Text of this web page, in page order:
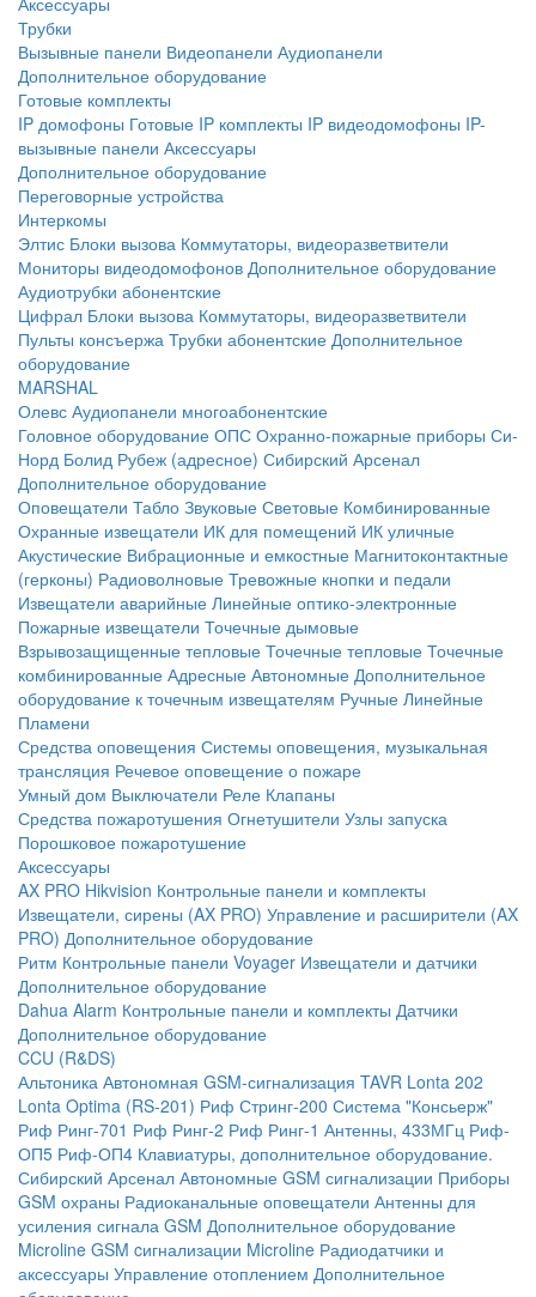
Трубки
Вызывные панели Видеопанели Аудиопанели
Дополнительное оборудование
Готовые комплекты
IP домофоны Готовые IP комплекты IP видеодомофоны IP-
вызывные панели Аксессуары
Дополнительное оборудование
Переговорные устройства
Интеркомы
Элтис Блоки вызова Коммутаторы, видеоразветвители
Мониторы видеодомофонов Дополнительное оборудование
Аудиотрубки абонентские
Цифрал Блоки вызова Коммутаторы, видеоразветвители
Пульты консъержа Трубки абонентские Дополнительное
оборудование
MARSHAL
Олевс Аудиопанели многоабонентские
Головное оборудование ОПС Охранно-пожарные приборы Си-
Норд Болид Рубеж (адресное) Сибирский Арсенал
Дополнительное оборудование
Оповещатели Табло Звуковые Световые Комбинированные
Охранные извещатели ИК для помещений ИК уличные
Акустические Вибрационные и емкостные Магнитоконтактные
(герконы) Радиоволновые Тревожные кнопки и педали
Извещатели аварийные Линейные оптико-электронные
Пожарные извещатели Точечные дымовые
Взрывозащищенные тепловые Точечные тепловые Точечные
комбинированные Адресные Автономные Дополнительное
оборудование к точечным извещателям Ручные Линейные
Пламени
Средства оповещения Системы оповещения, музыкальная
трансляция Речевое оповещение о пожаре
Умный дом Выключатели Реле Клапаны
Средства пожаротушения Огнетушители Узлы запуска
Порошковое пожаротушение
Аксессуары
AX PRO Hikvision Контрольные панели и комплекты
Извещатели, сирены (AX PRO) Управление и расширители (AX
PRO) Дополнительное оборудование
Ритм Контрольные панели Voyager Извещатели и датчики
Дополнительное оборудование
Dahua Alarm Контрольные панели и комплекты Датчики
Дополнительное оборудование
CCU (R&DS)
Альтоника Автономная GSM-сигнализация TAVR Lonta 202
Lonta Optima (RS-201) Риф Стринг-200 Система "Консьерж"
Риф Ринг-701 Риф Ринг-2 Риф Ринг-1 Антенны, 433МГц Риф-
ОП5 Риф-ОП4 Клавиатуры, дополнительное оборудование.
Сибирский Арсенал Автономные GSM сигнализации Приборы
GSM охраны Радиоканальные оповещатели Антенны для
усиления сигнала GSM Дополнительное оборудование
Microline GSM cигнализации Microline Радиодатчики и
аксессуары Управление отоплением Дополнительное